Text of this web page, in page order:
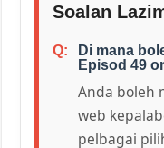
Soalan
Di mana
Episod 49
Anda boleh
web
pelbagai